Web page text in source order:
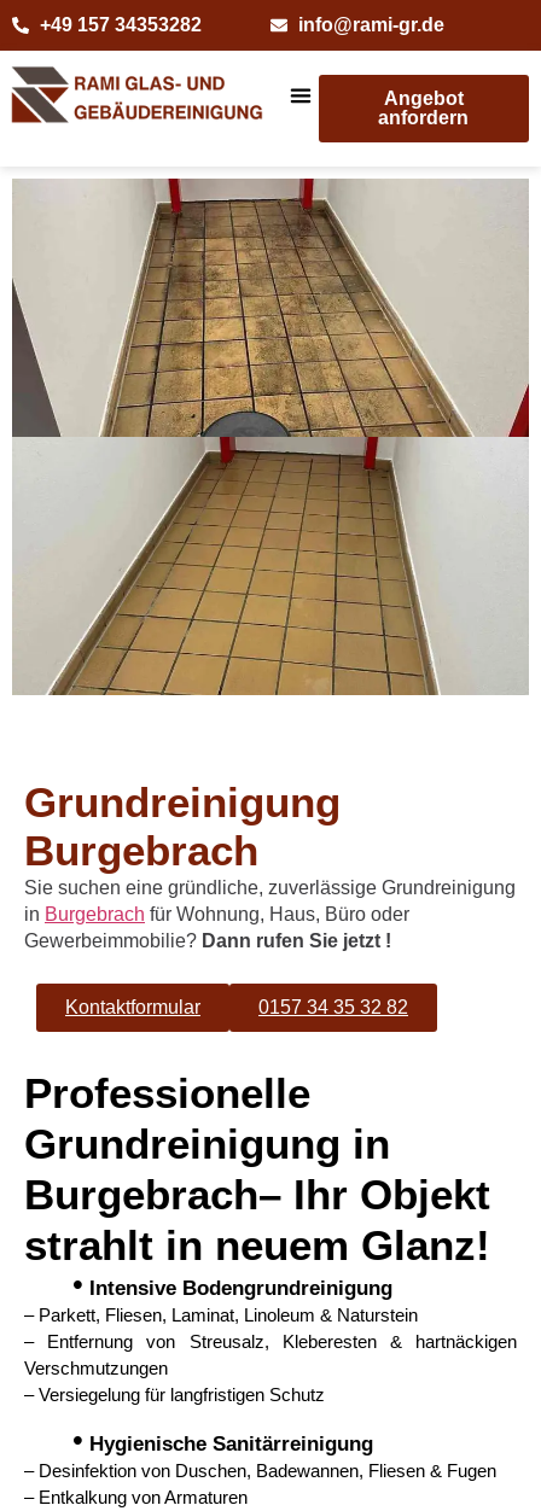
+49 157 34353282 info@rami-gr.de
Angebot
anfordern
Grundreinigung
Burgebrach
Sie suchen eine gründliche, zuverlässige Grundreinigung
in Burgebrach für Wohnung, Haus, Büro oder
Gewerbeimmobilie? Dann rufen Sie jetzt !​
Kontaktformular 0157 34 35 32 82
Professionelle
Grundreinigung in
Burgebrach– Ihr Objekt
strahlt in neuem Glanz!
• Intensive Bodengrundreinigung
– Parkett, Fliesen, Laminat, Linoleum & Naturstein
– Entfernung von Streusalz, Kleberesten & hartnäckigen
Verschmutzungen
– Versiegelung für langfristigen Schutz
• Hygienische Sanitärreinigung
– Desinfektion von Duschen, Badewannen, Fliesen & Fugen
– Entkalkung von Armaturen